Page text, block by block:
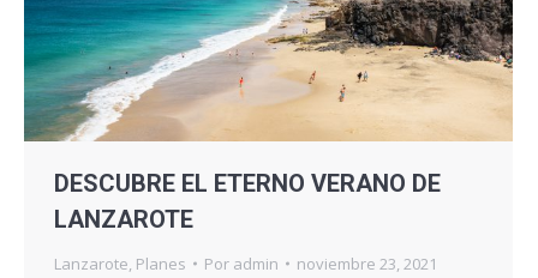
DESCUBRE EL ETERNO VERANO DE
LANZAROTE
Lanzarote Planes Por admin noviembre 23, 2021